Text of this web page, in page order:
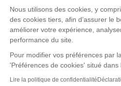
Nous utilisons des cookies, y
des cookies tiers, afin d’assurer le
améliorer votre expérience,
performance du site.
Pour modifier vos préférences par
'Préférences de cookies' situé dans
Lire la politique de confidentialité
Bien à vous,
[Votre prénom et nom]
Relance d'un
comptable)